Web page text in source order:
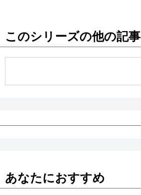
お知らせ
このシリーズの他の記事
あなたにおすすめ